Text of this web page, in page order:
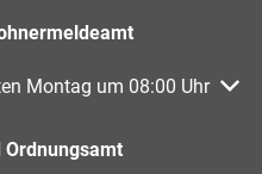
Schließzeiten
Montag um 08:00 Uhr
Ordnungsamt